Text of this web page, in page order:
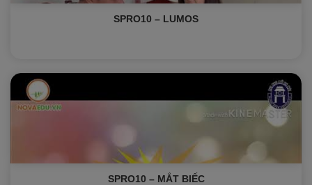
SPRO10 – LUMOS
SPRO10 – MẮT BIẾC